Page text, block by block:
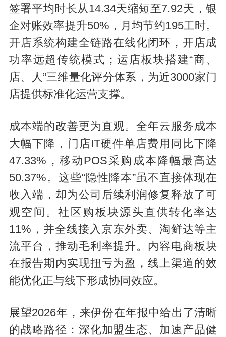
签署平均时长从14.34天缩短至7.92天，银
企对账效率提升50%，月均节约195工时。
开店系统构建全链路在线化闭环，开店成
功率远超传统模式；运店板块搭建“商、
店、人”三维量化评分体系，为近3000家门
店提供标准化运营支撑。
成本端的改善更为直观。全年云服务成本
大幅下降，门店IT硬件单店费用同比下降
47.33%，移动POS采购成本降幅最高达
50.37%。这些“隐性降本”虽不直接体现在
收入端，却为公司后续利润修复释放了可
观空间。社区购板块源头直供转化率达
11%，并全线接入京东外卖、淘鲜达等主
流平台，推动毛利率提升。内容电商板块
在报告期内实现扭亏为盈，线上渠道的效
能优化正与线下形成协同效应。
展望2026年，来伊份在年报中给出了清晰
的战略路径：深化加盟生态、加速产品健